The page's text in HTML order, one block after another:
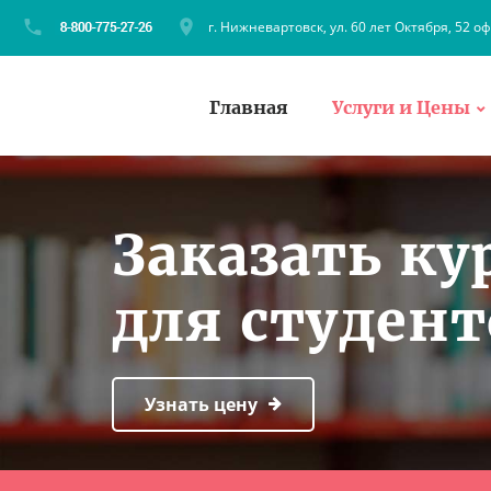
г. Нижневартовск, ул. 60 лет Октября, 52
Главная Услуги и Цены
Заказать
для
Узнать цену